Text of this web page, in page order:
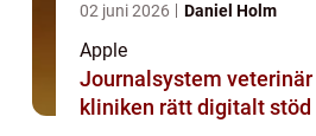
02 juni 2026 Daniel Holm
Apple
Journalsystem veterinär så väljer
kliniken rätt digitalt stöd